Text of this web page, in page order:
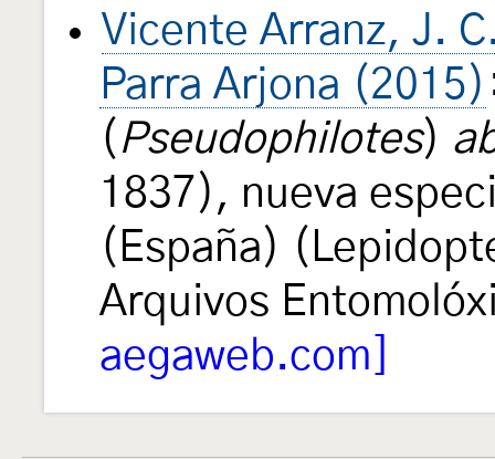
Vicente Arranz, J.
Parra Arjona (2015)
( Pseudophilotes)
1837), nueva
(España)
Arquivos
aegaweb.com]